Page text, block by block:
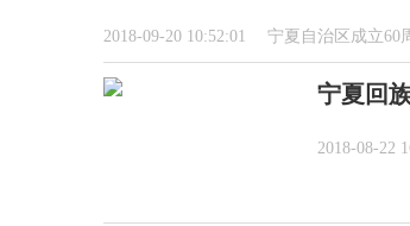
2018-09-20 10:52:01 宁夏自治区成立60
宁夏回
2018-08-22